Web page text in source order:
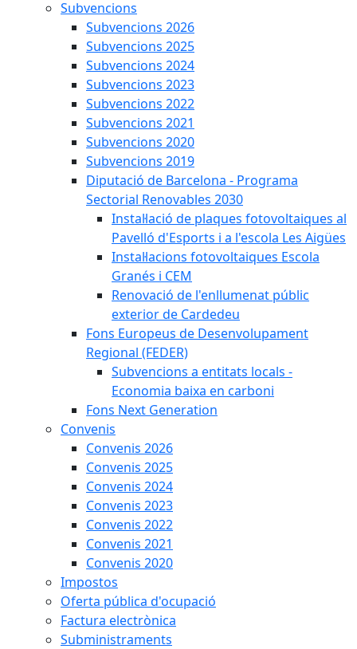
Subvencions
Subvencions 2026
Subvencions 2025
Subvencions 2024
Subvencions 2023
Subvencions 2022
Subvencions 2021
Subvencions 2020
Subvencions 2019
Diputació de Barcelona - Programa
Sectorial Renovables 2030
Instal·lació de plaques fotovoltaiques al
Pavelló d'Esports i a l'escola Les Aigües
Instal·lacions fotovoltaiques Escola
Granés i CEM
Renovació de l'enllumenat públic
exterior de Cardedeu
Fons Europeus de Desenvolupament
Regional (FEDER)
Subvencions a entitats locals -
Economia baixa en carboni
Fons Next Generation
Convenis
Convenis 2026
Convenis 2025
Convenis 2024
Convenis 2023
Convenis 2022
Convenis 2021
Convenis 2020
Impostos
Oferta pública d'ocupació
Factura electrònica
Subministraments